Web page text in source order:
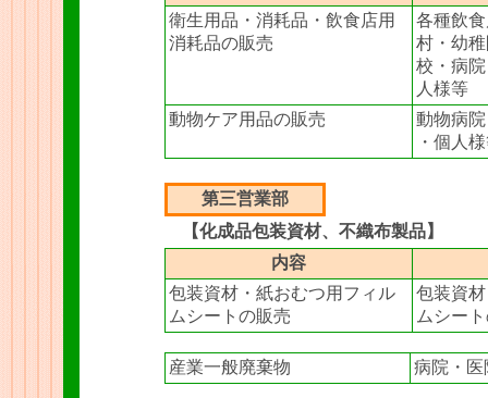
衛生用品・消耗品・飲食店用
消耗品の販売
各種飲
村・幼
校・病
人様等
動物ケア用品の販売
動物病
・個人
第三営業部
【化成品包装資材、不織布製品】
内容
包装資材・紙おむつ用フィル
ムシートの販売
包装資
ムシー
産業一般廃棄物 病院・医